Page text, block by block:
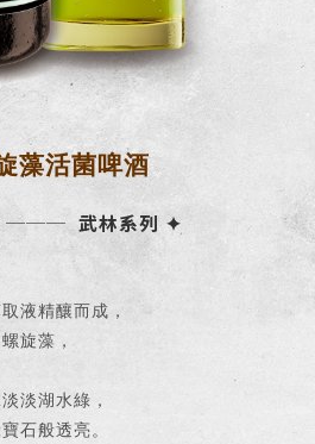
藻活菌啤酒
───武林系列 ✦
液精釀而成，
旋藻，
淡湖水綠，
石般透亮。